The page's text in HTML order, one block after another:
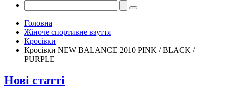
Головна
Жіноче спортивне взуття
Кросівки
Кросівки NEW BALANCE 2010 PINK / BLACK /
PURPLE
Нові статті